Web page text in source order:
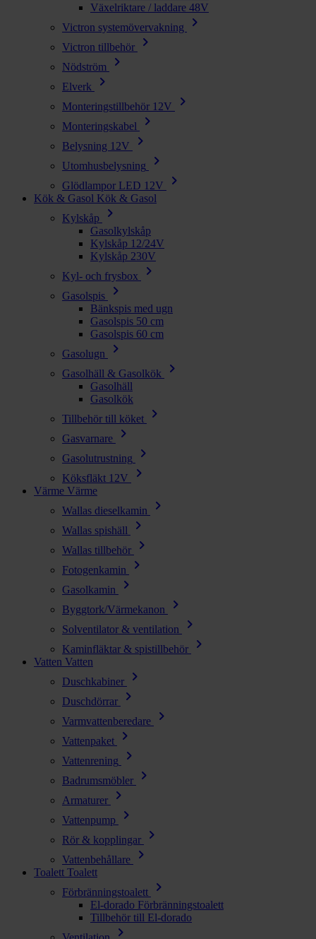
Växelriktare / laddare 48V
Victron systemövervakning
chevron_right
Victron tillbehör chevron_right
Nödström chevron_right
Elverk chevron_right
Monteringstillbehör 12V chevron_right
Monteringskabel chevron_right
Belysning 12V chevron_right
Utomhusbelysning chevron_right
Glödlampor LED 12V chevron_right
Kök & Gasol Kök & Gasol
Kylskåp
chevron_right
Gasolkylskåp
Kylskåp 12/24V
Kylskåp 230V
Kyl- och frysbox
chevron_right
Gasolspis chevron_right
Bänkspis med ugn
Gasolspis 50 cm
Gasolspis 60 cm
Gasolugn
chevron_right
Gasolhäll & Gasolkök chevron_right
Gasolhäll
Gasolkök
Tillbehör till köket
chevron_right
Gasvarnare chevron_right
Gasolutrustning chevron_right
Köksfläkt 12V chevron_right
Värme Värme
Wallas dieselkamin
chevron_right
Wallas spishäll chevron_right
Wallas tillbehör chevron_right
Fotogenkamin chevron_right
Gasolkamin chevron_right
Byggtork/Värmekanon chevron_right
Solventilator & ventilation chevron_right
Kaminfläktar & spistillbehör chevron_right
Vatten Vatten
Duschkabiner
chevron_right
Duschdörrar chevron_right
Varmvattenberedare chevron_right
Vattenpaket chevron_right
Vattenrening chevron_right
Badrumsmöbler chevron_right
Armaturer chevron_right
Vattenpump chevron_right
Rör & kopplingar chevron_right
Vattenbehållare chevron_right
Toalett Toalett
Förbränningstoalett
chevron_right
El-dorado Förbränningstoalett
Tillbehör till El-dorado
chevron_right